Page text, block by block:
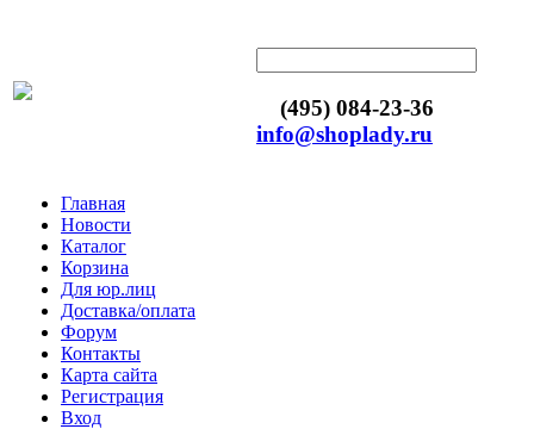
(495) 084-23-36
info@shoplady.ru
Главная
Новости
Каталог
Корзина
Для юр.лиц
Доставка/оплата
Форум
Контакты
Карта сайта
Регистрация
Вход